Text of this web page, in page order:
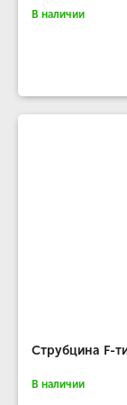
В наличии
Струбцина F-
В наличии